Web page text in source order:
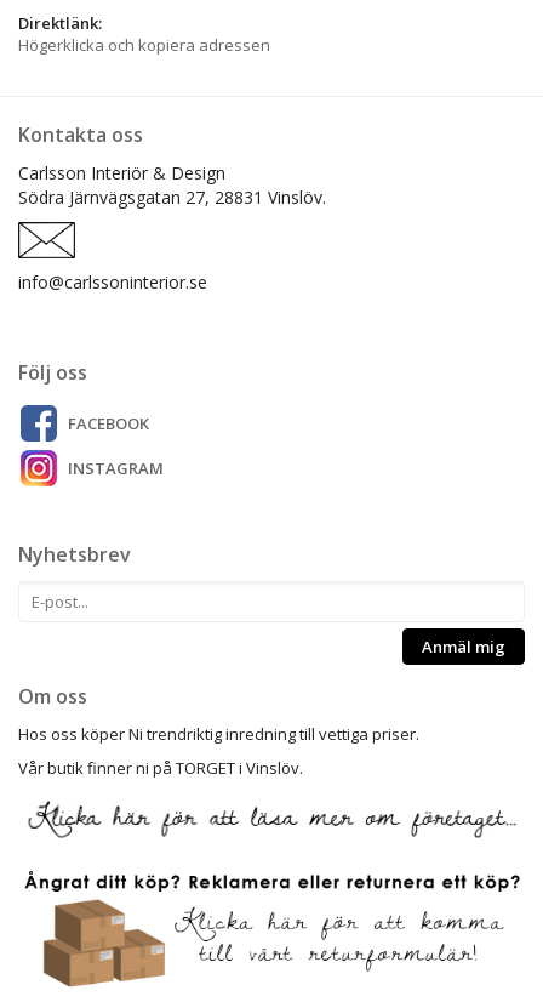
Direktlänk:
Högerklicka och kopiera adressen
Kontakta oss
Carlsson Interiör & Design
Södra Järnvägsgatan 27, 28831 Vinslöv.
info@carlssoninterior.se
Följ oss
FACEBOOK
INSTAGRAM
Nyhetsbrev
Anmäl mig
Om oss
Hos oss köper Ni trendriktig inredning till vettiga priser.
Vår butik finner ni på TORGET i Vinslöv.